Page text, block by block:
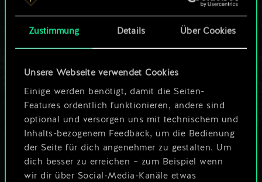
Zustimmung Details Über Cookies
Unsere Webseite verwendet Cookies
Einige werden benötigt, damit die Seiten-
Features ordentlich funktionieren, andere sind
optional und versorgen uns mit technischem und
Inhalts-bezogenem Feedback, um die Bedienung
der Seite für dich angenehmer zu gestalten. Um
dich besser zu erreichen – zum Beispiel wenn
wir dir über Social-Media-Kanäle etwas
Karten.
Wo es doch so viel
mehr sein kann!
Deck benennen und Leitfaden
erstellen
Deck bearbeiten